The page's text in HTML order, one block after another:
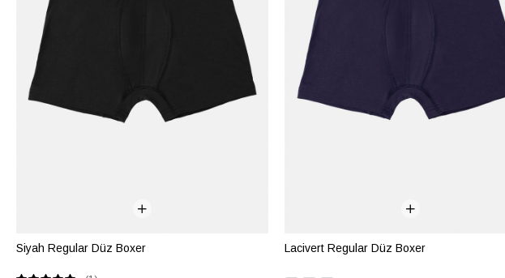
Siyah Regular Düz Boxer Lacivert Regular Düz Boxer